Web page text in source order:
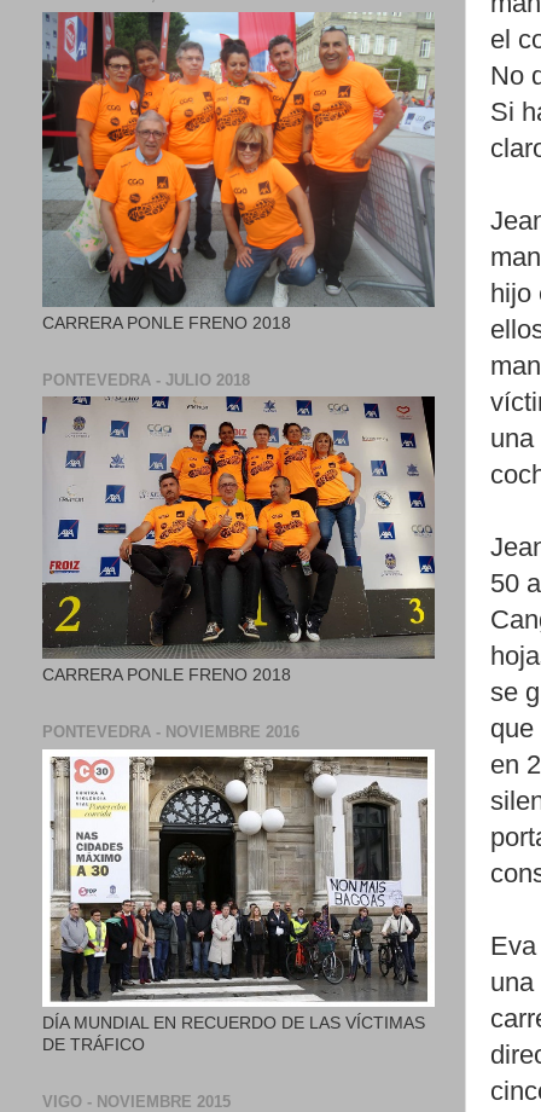
el
No
Si
hijo
una
50
se
que
en
una
CARRERA PONLE FRENO 2018
PONTEVEDRA - JULIO 2018
CARRERA PONLE FRENO 2018
PONTEVEDRA - NOVIEMBRE 2016
DÍA MUNDIAL EN RECUERDO DE LAS VÍCTIMAS
DE TRÁFICO
VIGO - NOVIEMBRE 2015